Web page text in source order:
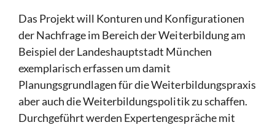
Das Projekt will Konturen und Konfigurationen
der Nachfrage im Bereich der Weiterbildung am
Beispiel der Landeshauptstadt München
exemplarisch erfassen um damit
Planungsgrundlagen für die Weiterbildungspraxis
aber auch die Weiterbildungspolitik zu schaffen.
Durchgeführt werden Expertengespräche mit